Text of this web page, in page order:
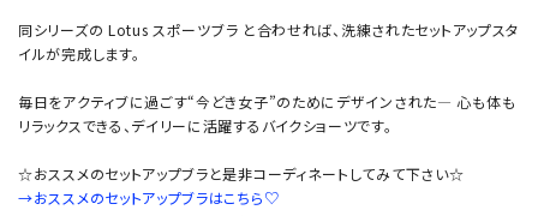
同シリーズの Lotus スポーツブラ と合わせれば、洗練されたセットアップスタ
イルが完成します。
毎日をアクティブに過ごす“今どき女子”のためにデザインされた— 心も体も
リラックスできる、デイリーに活躍するバイクショーツです。
☆おススメのセットアップブラと是非コーディネートしてみて下さい☆
→おススメのセットアップブラはこちら♡